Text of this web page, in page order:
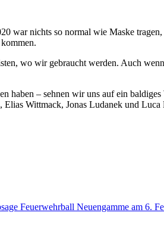
war nichts so normal wie Maske
wo wir gebraucht werden. Auch
– sehnen wir uns auf ein
Elias Wittmack, Jonas Ludanek und Luca
Feuerwehrball Neuengamme am 6.